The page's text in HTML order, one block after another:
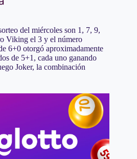
del miércoles son 1, 7, 9,
Viking el 3 y el número
6+0 otorgó aproximadamente
de 5+1, cada uno ganando
Joker, la combinación